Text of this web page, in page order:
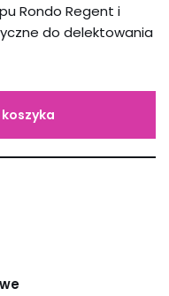
Rondo Regent i
do delektowania